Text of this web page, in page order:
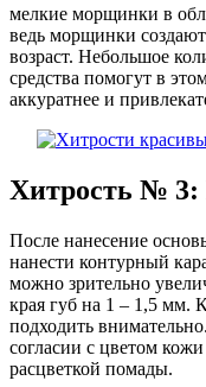
мелкие морщинки в
ведь морщинки
возраст. Небольшое
средства помогут в
аккуратнее и
Хитрость №
После нанесение
нанести контурный
можно зрительно
края губ на 1 – 1,5 мм.
подходить
согласии с цветом
расцветкой помады.